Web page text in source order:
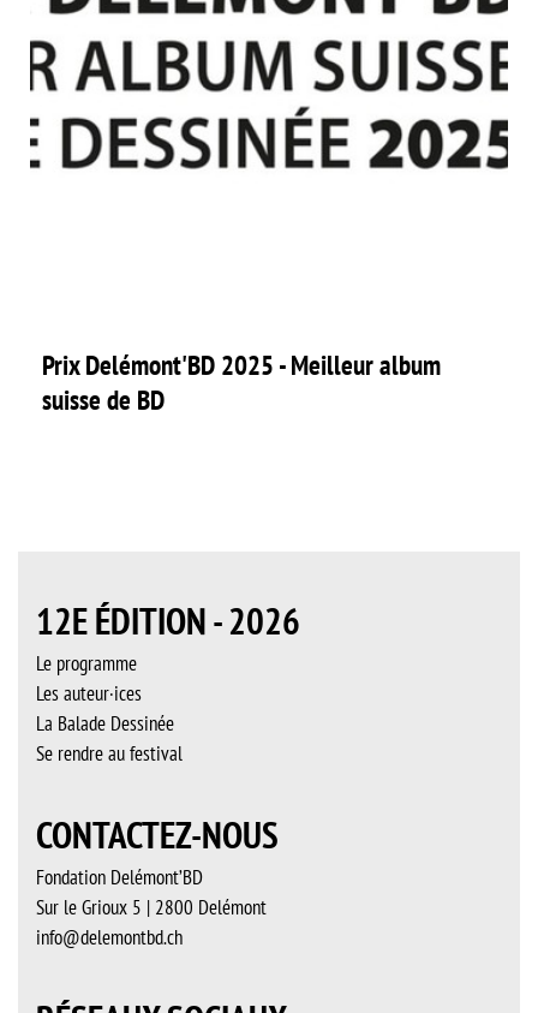
Prix Delémont'BD 2025 - Meilleur album
suisse de BD
12E ÉDITION - 2026
Le programme
Les auteur·ices
La Balade Dessinée
Se rendre au festival
CONTACTEZ-NOUS
Fondation Delémont’BD
Sur le Grioux 5 | 2800 Delémont
info@delemontbd.ch